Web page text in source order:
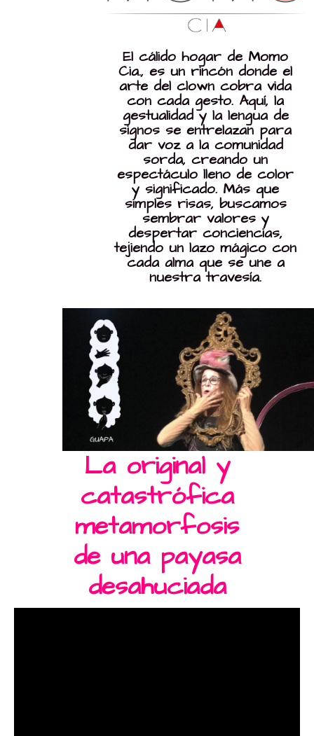
El cálido hogar de Momo
Cia., es un rincón donde el
arte del clown cobra vida
con cada gesto. Aquí, la
gestualidad y la lengua de
signos se entrelazan para
dar voz a la comunidad
sorda, creando un
espectáculo lleno de color
y significado. Más que
simples risas, buscamos
sembrar valores y
despertar conciencias,
tejiendo un lazo mágico con
cada alma que se une a
nuestra travesía.
La original y
catastrófica
metamorfosis
de una payasa
desahuciada